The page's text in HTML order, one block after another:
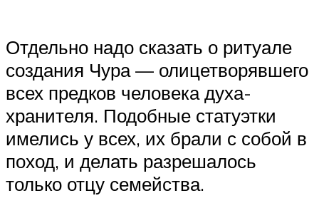
Отдельно надо сказать о ритуале
создания Чура — олицетворявшего
всех предков человека духа-
хранителя. Подобные статуэтки
имелись у всех, их брали с собой в
поход, и делать разрешалось
только отцу семейства.